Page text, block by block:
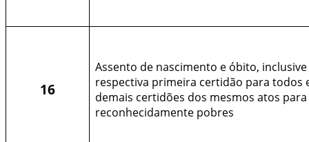
16
Assento de nascimento e óbito, inclusive
respectiva primeira certidão para todos
demais certidões dos mesmos atos
reconhecidamente pobres